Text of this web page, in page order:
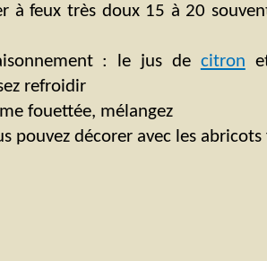
à feux très doux 15 à 20
: le jus de citron
refroidir
fouettée, mélangez
pouvez décorer avec les abricots